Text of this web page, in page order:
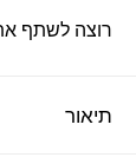
תיאור
רוצה לשתף